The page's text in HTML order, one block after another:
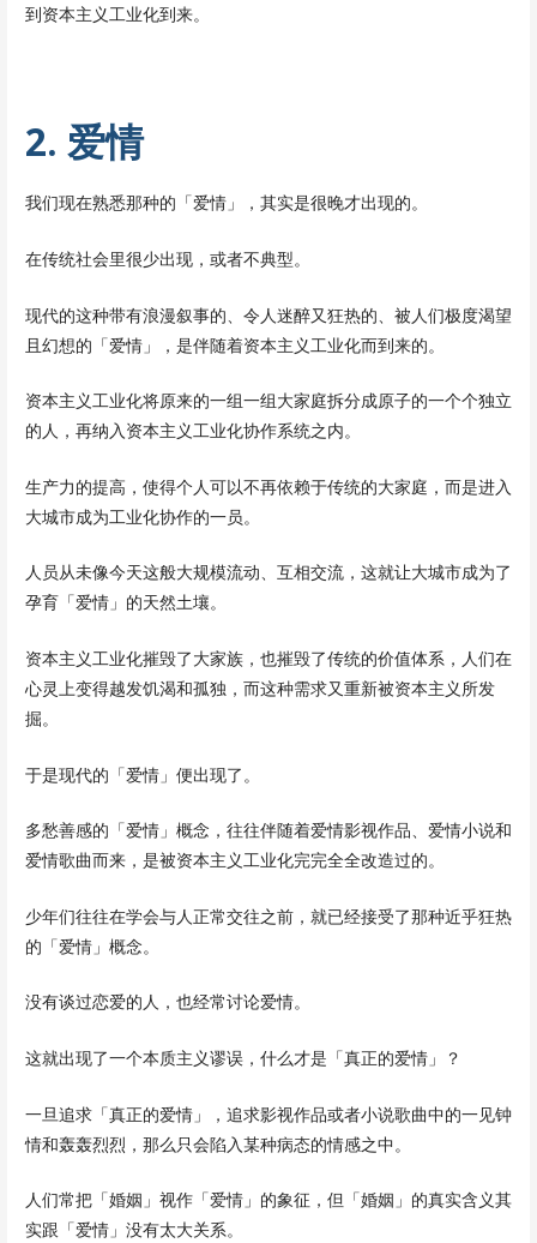
到资本主义工业化到来。
2. 爱情
我们现在熟悉那种的「爱情」，其实是很晚才出现的。
在传统社会里很少出现，或者不典型。
现代的这种带有浪漫叙事的、令人迷醉又狂热的、被人们极度渴望
且幻想的「爱情」，是伴随着资本主义工业化而到来的。
资本主义工业化将原来的一组一组大家庭拆分成原子的一个个独立
的人，再纳入资本主义工业化协作系统之内。
生产力的提高，使得个人可以不再依赖于传统的大家庭，而是进入
大城市成为工业化协作的一员。
人员从未像今天这般大规模流动、互相交流，这就让大城市成为了
孕育「爱情」的天然土壤。
资本主义工业化摧毁了大家族，也摧毁了传统的价值体系，人们在
心灵上变得越发饥渴和孤独，而这种需求又重新被资本主义所发
掘。
于是现代的「爱情」便出现了。
多愁善感的「爱情」概念，往往伴随着爱情影视作品、爱情小说和
爱情歌曲而来，是被资本主义工业化完完全全改造过的。
少年们往往在学会与人正常交往之前，就已经接受了那种近乎狂热
的「爱情」概念。
没有谈过恋爱的人，也经常讨论爱情。
这就出现了一个本质主义谬误，什么才是「真正的爱情」？
一旦追求「真正的爱情」，追求影视作品或者小说歌曲中的一见钟
情和轰轰烈烈，那么只会陷入某种病态的情感之中。
人们常把「婚姻」视作「爱情」的象征，但「婚姻」的真实含义其
实跟「爱情」没有太大关系。